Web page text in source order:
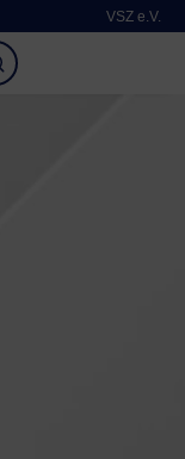
VSZ e.V.